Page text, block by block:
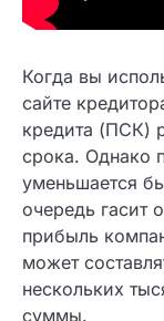
Когда вы
сайте
стоимость
исходя из
закрытии
так как платеж
основной
компании.